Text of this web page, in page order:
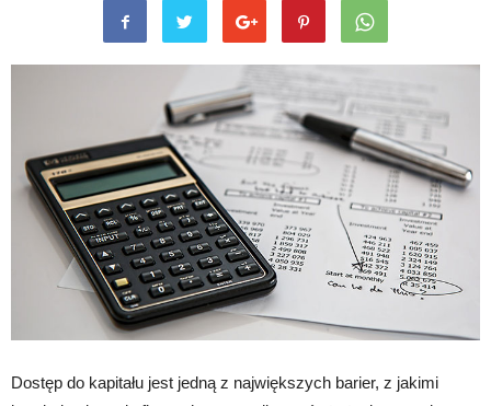
Dostęp do kapitału jest jedną z największych barier, z jakimi